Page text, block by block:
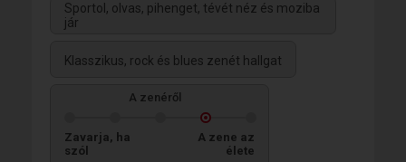
Sportol, olvas, pihenget, tévét néz és moziba
jár
Klasszikus, rock és blues zenét hallgat
A zenéről
Zavarja, ha
szól
A zene az
élete